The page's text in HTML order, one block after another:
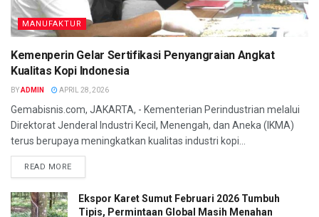
MANUFAKTUR
Kemenperin Gelar Sertifikasi Penyangraian Angkat
Kualitas Kopi Indonesia
BYADMIN APRIL 28, 2026
Gemabisnis.com, JAKARTA, - Kementerian Perindustrian melalui
Direktorat Jenderal Industri Kecil, Menengah, dan Aneka (IKMA)
terus berupaya meningkatkan kualitas industri kopi...
READ MORE
Ekspor Karet Sumut Februari 2026 Tumbuh
Tipis, Permintaan Global Masih Menahan